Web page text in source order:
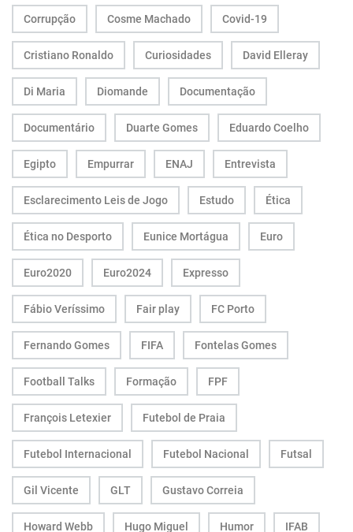
Corrupção Cosme Machado Covid-19
Cristiano Ronaldo Curiosidades David Elleray
Di Maria Diomande Documentação
Documentário Duarte Gomes Eduardo Coelho
Egipto Empurrar ENAJ Entrevista
Esclarecimento Leis de Jogo Estudo Ética
Ética no Desporto Eunice Mortágua Euro
Euro2020 Euro2024 Expresso
Fábio Veríssimo Fair play FC Porto
Fernando Gomes FIFA Fontelas Gomes
Football Talks Formação FPF
François Letexier Futebol de Praia
Futebol Internacional Futebol Nacional Futsal
Gil Vicente GLT Gustavo Correia
Howard Webb Hugo Miguel Humor IFAB